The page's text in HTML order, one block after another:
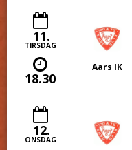
11.
TIRSDAG
18.30
Aars IK
12.
ONSDAG